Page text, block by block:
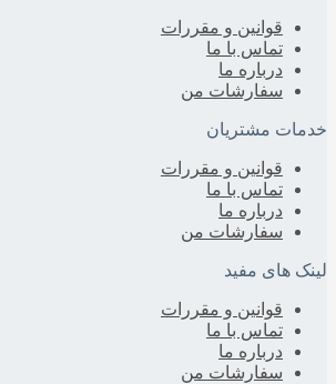
قوانین و مقررات
تماس با ما
درباره‌ ما
سفارشات من
خدمات مشتریان
قوانین و مقررات
تماس با ما
درباره‌ ما
سفارشات من
لینک های مفید
قوانین و مقررات
تماس با ما
درباره‌ ما
سفارشات من